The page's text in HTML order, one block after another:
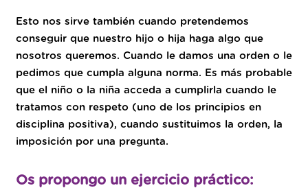
Esto nos sirve también cuando pretendemos
conseguir que nuestro hijo o hija haga algo que
nosotros queremos. Cuando le damos una orden o le
pedimos que cumpla alguna norma. Es más probable
que el niño o la niña acceda a cumplirla cuando le
tratamos con respeto (uno de los principios en
disciplina positiva), cuando sustituimos la orden, la
imposición por una pregunta.
Os propongo un ejercicio práctico: